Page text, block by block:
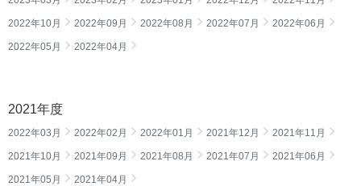
2022年10月 2022年09月 2022年08月 2022年07月 2022年06月
2022年05月 2022年04月
2021年度
2022年03月 2022年02月 2022年01月 2021年12月 2021年11月
2021年10月 2021年09月 2021年08月 2021年07月 2021年06月
2021年05月 2021年04月